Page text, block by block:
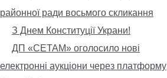
районної ради восьмого скликання
З Днем Конституції Украни!
ДП «СЕТАМ» оголосило нові
електронні аукціони через платформу